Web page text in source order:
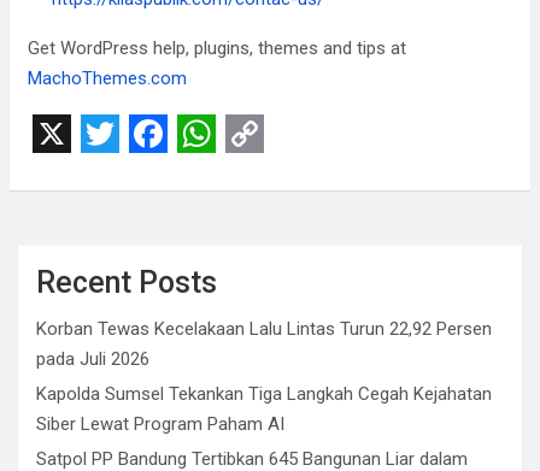
Get WordPress help, plugins, themes and tips at
MachoThemes.com
t
t
e
r
e
b
o
o
k
t
s
p
p
L
n
k
Recent Posts
Korban Tewas Kecelakaan Lalu Lintas Turun 22,92 Persen
pada Juli 2026
Kapolda Sumsel Tekankan Tiga Langkah Cegah Kejahatan
Siber Lewat Program Paham AI
Satpol PP Bandung Tertibkan 645 Bangunan Liar dalam